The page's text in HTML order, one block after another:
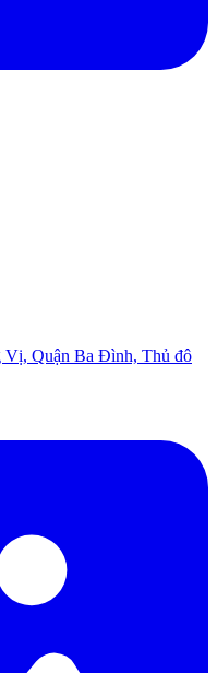
Vị, Quận Ba Đình, Thủ đô